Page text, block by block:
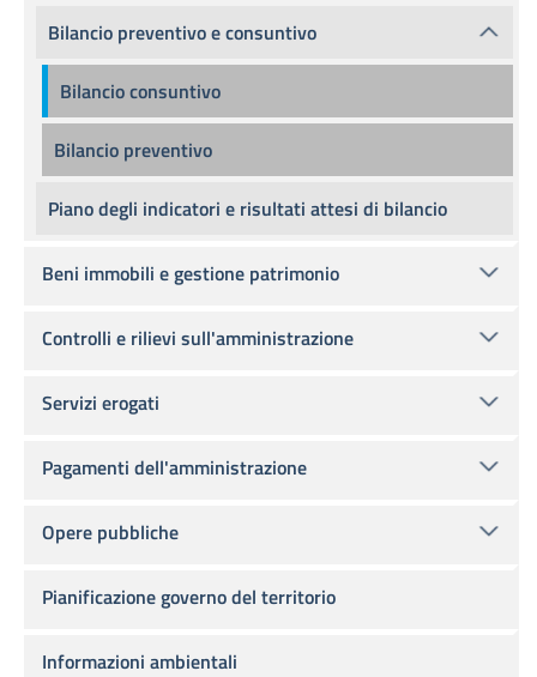
Bilancio preventivo e consuntivo
Bilancio consuntivo
Bilancio preventivo
Piano degli indicatori e risultati attesi di bilancio
Beni immobili e gestione patrimonio
Controlli e rilievi sull'amministrazione
Servizi erogati
Pagamenti dell'amministrazione
Opere pubbliche
Pianificazione governo del territorio
Informazioni ambientali